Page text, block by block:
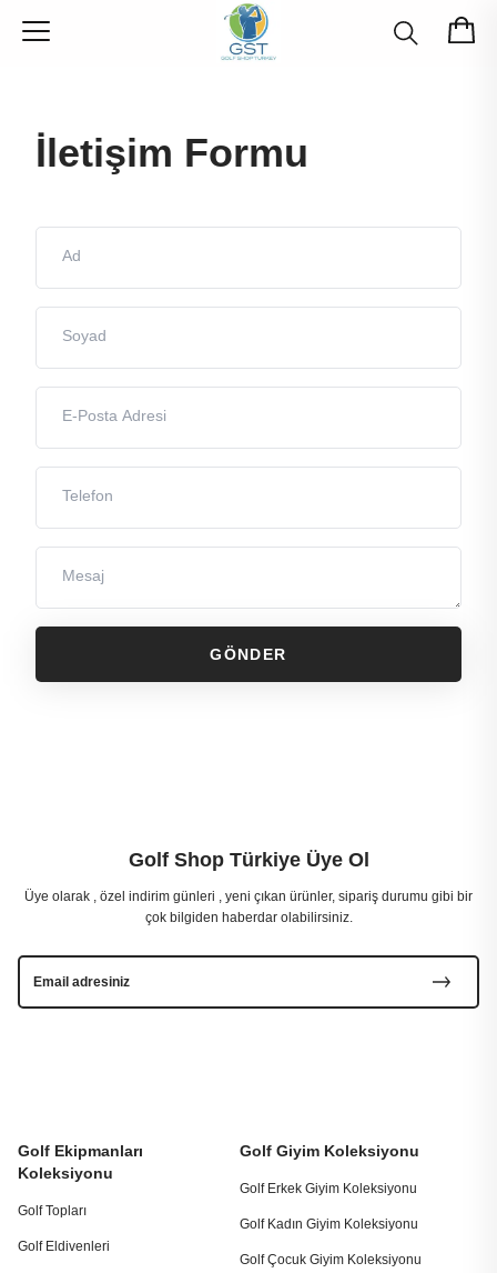
İletişim Formu
Ad
Soyad
E-Posta Adresi
Telefon
Mesaj
GÖNDER
Golf Ekipmanları
Koleksiyonu
Golf Topları
Golf Eldivenleri
Golf Giyim Koleksiyonu
Golf Erkek Giyim Koleksiyonu
Golf Kadın Giyim Koleksiyonu
Golf Çocuk Giyim Koleksiyonu
Golf Shop Türkiye Üye Ol
Üye olarak , özel indirim günleri , yeni çıkan ürünler, sipariş durumu gibi bir
çok bilgiden haberdar olabilirsiniz.